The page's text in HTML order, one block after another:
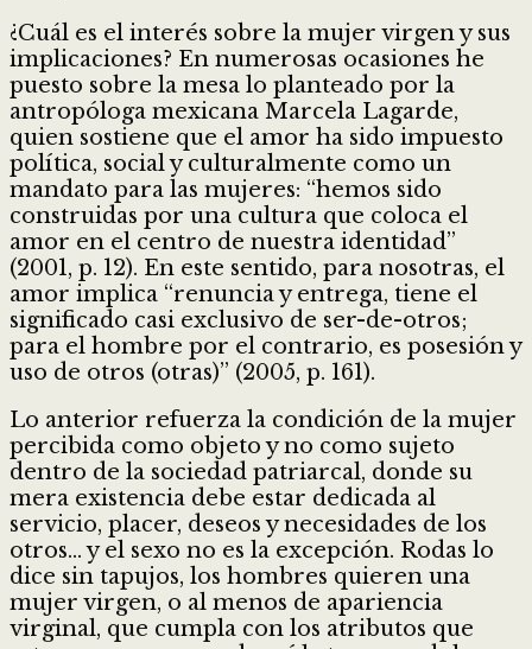
¿Cuál es el interés sobre la mujer virgen y sus
implicaciones? En numerosas ocasiones he
puesto sobre la mesa lo planteado por la
antropóloga mexicana Marcela Lagarde,
quien sostiene que el amor ha sido impuesto
política, social y culturalmente como un
mandato para las mujeres: “hemos sido
construidas por una cultura que coloca el
amor en el centro de nuestra identidad”
(2001, p. 12). En este sentido, para nosotras, el
amor implica “renuncia y entrega, tiene el
significado casi exclusivo de ser-de-otros;
para el hombre por el contrario, es posesión y
uso de otros (otras)” (2005, p. 161).
Lo anterior refuerza la condición de la mujer
percibida como objeto y no como sujeto
dentro de la sociedad patriarcal, donde su
mera existencia debe estar dedicada al
servicio, placer, deseos y necesidades de los
otros… y el sexo no es la excepción. Rodas lo
dice sin tapujos, los hombres quieren una
mujer virgen, o al menos de apariencia
virginal, que cumpla con los atributos que